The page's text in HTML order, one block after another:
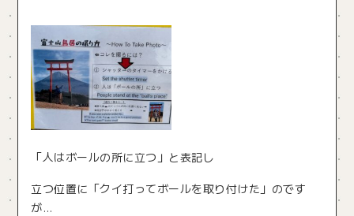
「人はボールの所に立つ」と表記し
立つ位置に「クイ打ってボールを取り付けた」のです
が…